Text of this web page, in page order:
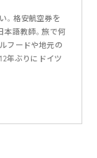
。格安航空券を
本語教師。旅で何
フードや地元の
年ぶりにドイツ